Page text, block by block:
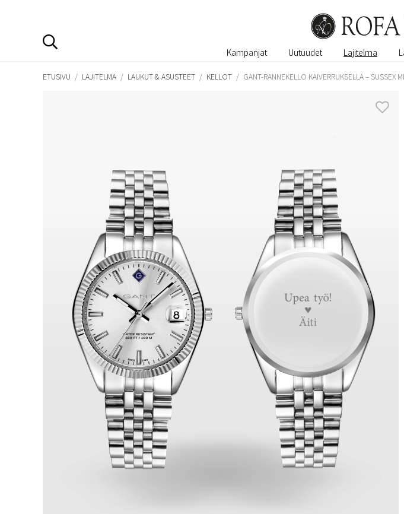
Kampanjat Uutuudet Lajitelma
ETUSIVU / LAJITELMA / LAUKUT & ASUSTEET / KELLOT / GANT-RANNEKELLO KAIVERRUKSELLA – SUSSEX